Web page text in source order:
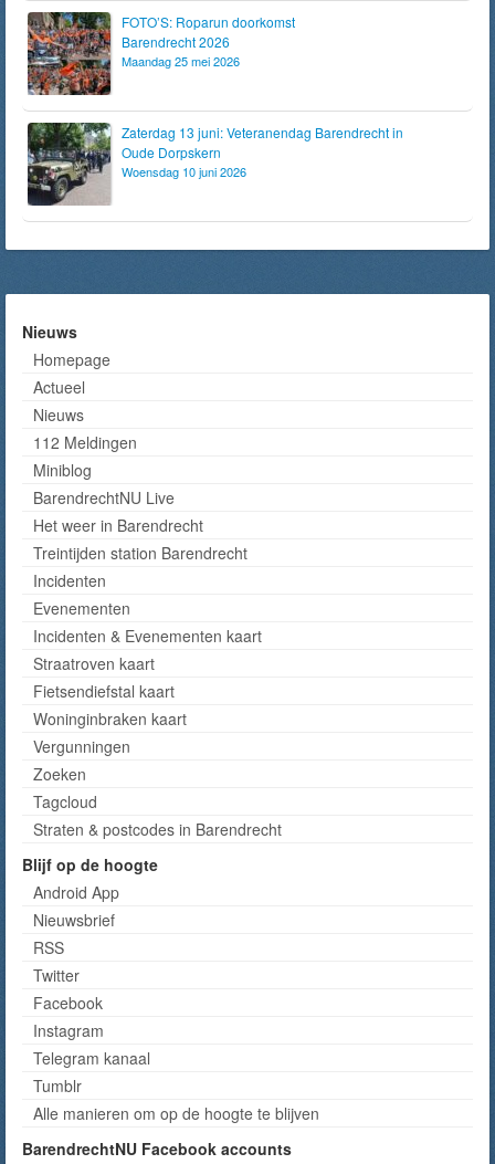
FOTO’S: Roparun doorkomst
Barendrecht 2026
Maandag 25 mei 2026
Zaterdag 13 juni: Veteranendag Barendrecht in
Oude Dorpskern
Woensdag 10 juni 2026
Nieuws
Homepage
Actueel
Nieuws
112 Meldingen
Miniblog
BarendrechtNU Live
Het weer in Barendrecht
Treintijden station Barendrecht
Incidenten
Evenementen
Incidenten & Evenementen kaart
Straatroven kaart
Fietsendiefstal kaart
Woninginbraken kaart
Vergunningen
Zoeken
Tagcloud
Straten & postcodes in Barendrecht
Blijf op de hoogte
Android App
Nieuwsbrief
RSS
Twitter
Facebook
Instagram
Telegram kanaal
Tumblr
Alle manieren om op de hoogte te blijven
BarendrechtNU Facebook accounts